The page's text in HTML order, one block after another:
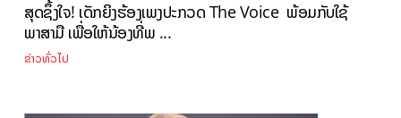
ສຸດຊຶ້ງໃຈ! ເດັກຍິງຮ້ອງເພງປະກວດ The Voice ພ້ອມກັບໃຊ້
ພາສາມື ເພື່ອໃຫ້ນ້ອງທີ່ພ ...
ຂ່າວທົ່ວໄປ